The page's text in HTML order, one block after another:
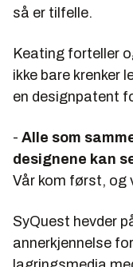
så er tilfelle.
Keating forteller
ikke bare krenker
en designpatent
- Alle som
designene kan
Vår kom først, og
SyQuest hevder
annerkjennelse